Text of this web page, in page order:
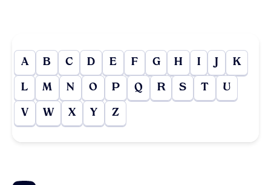
A B C D E F G H I J K
L M N O P Q R S T U
V W X Y Z